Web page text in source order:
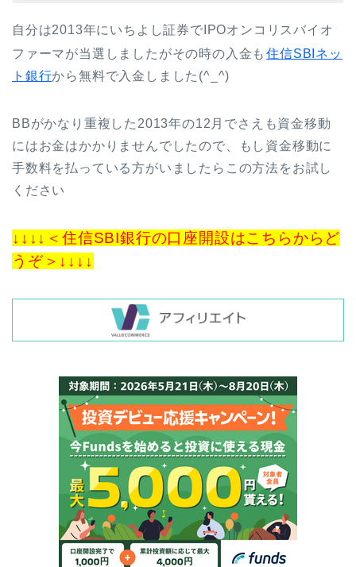
自分は2013年にいちよし証券でIPOオンコリスバイオ
ファーマが当選しましたがその時の入金も 住信SBIネッ
ト銀行から無料で入金 しました(^_^)
BBがかなり重複した2013年の12月でさえも資金移動
にはお金はかかりませんでしたので、もし資金移動に
手数料を払っている方がいましたらこの方法をお試し
ください
↓↓↓↓＜住信SBI銀行の口座開設はこちらからど
うぞ＞↓↓↓↓